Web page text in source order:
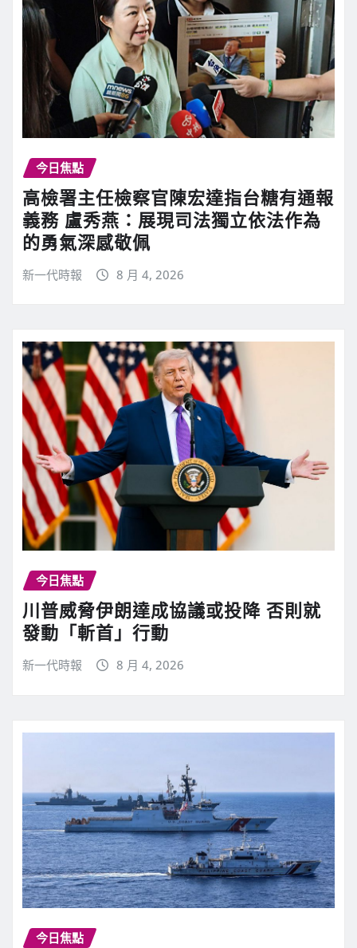
今日焦點
高檢署主任檢察官陳宏達指台糖有通報
義務 盧秀燕：展現司法獨立依法作為
的勇氣深感敬佩
新一代時報 8 月 4, 2026
今日焦點
川普威脅伊朗達成協議或投降 否則就
發動「斬首」行動
新一代時報 8 月 4, 2026
今日焦點